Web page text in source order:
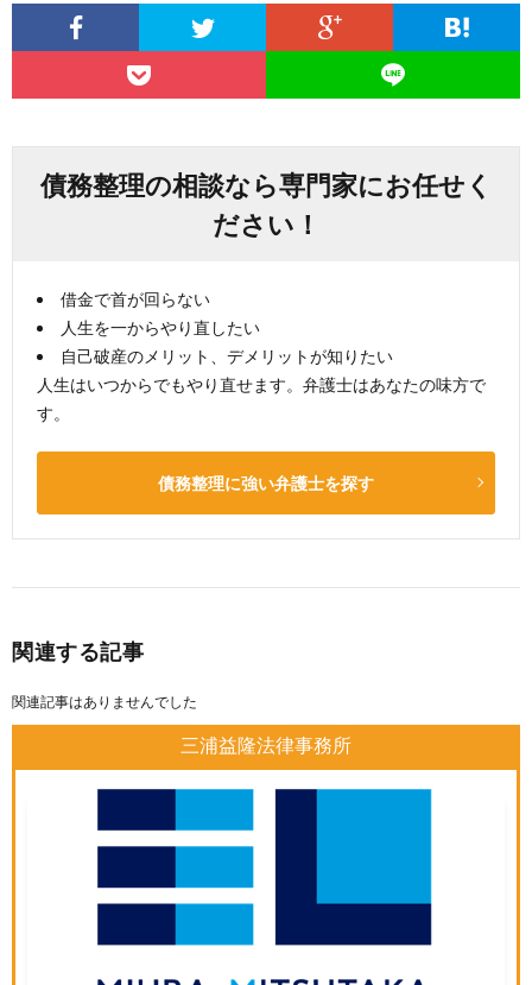
債務整理の相談なら専門家にお任せく
ださい！
借金で首が回らない
人生を一からやり直したい
自己破産のメリット、デメリットが知りたい
人生はいつからでもやり直せます。弁護士はあなたの味方で
す。
債務整理に強い弁護士を探す
関連する記事
関連記事はありませんでした
三浦益隆法律事務所